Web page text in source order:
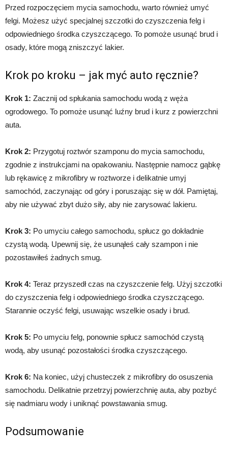
Przed rozpoczęciem mycia samochodu, warto również umyć
felgi. Możesz użyć specjalnej szczotki do czyszczenia felg i
odpowiedniego środka czyszczącego. To pomoże usunąć brud i
osady, które mogą zniszczyć lakier.
Krok po kroku – jak myć auto ręcznie?
Krok 1: Zacznij od spłukania samochodu wodą z węża
ogrodowego. To pomoże usunąć luźny brud i kurz z powierzchni
auta.
Krok 2: Przygotuj roztwór szamponu do mycia samochodu,
zgodnie z instrukcjami na opakowaniu. Następnie namocz gąbkę
lub rękawicę z mikrofibry w roztworze i delikatnie umyj
samochód, zaczynając od góry i poruszając się w dół. Pamiętaj,
aby nie używać zbyt dużo siły, aby nie zarysować lakieru.
Krok 3: Po umyciu całego samochodu, spłucz go dokładnie
czystą wodą. Upewnij się, że usunąłeś cały szampon i nie
pozostawiłeś żadnych smug.
Krok 4: Teraz przyszedł czas na czyszczenie felg. Użyj szczotki
do czyszczenia felg i odpowiedniego środka czyszczącego.
Starannie oczyść felgi, usuwając wszelkie osady i brud.
Krok 5: Po umyciu felg, ponownie spłucz samochód czystą
wodą, aby usunąć pozostałości środka czyszczącego.
Krok 6: Na koniec, użyj chusteczek z mikrofibry do osuszenia
samochodu. Delikatnie przetrzyj powierzchnię auta, aby pozbyć
się nadmiaru wody i uniknąć powstawania smug.
Podsumowanie